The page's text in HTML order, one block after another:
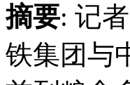
摘要: 记
铁集团与